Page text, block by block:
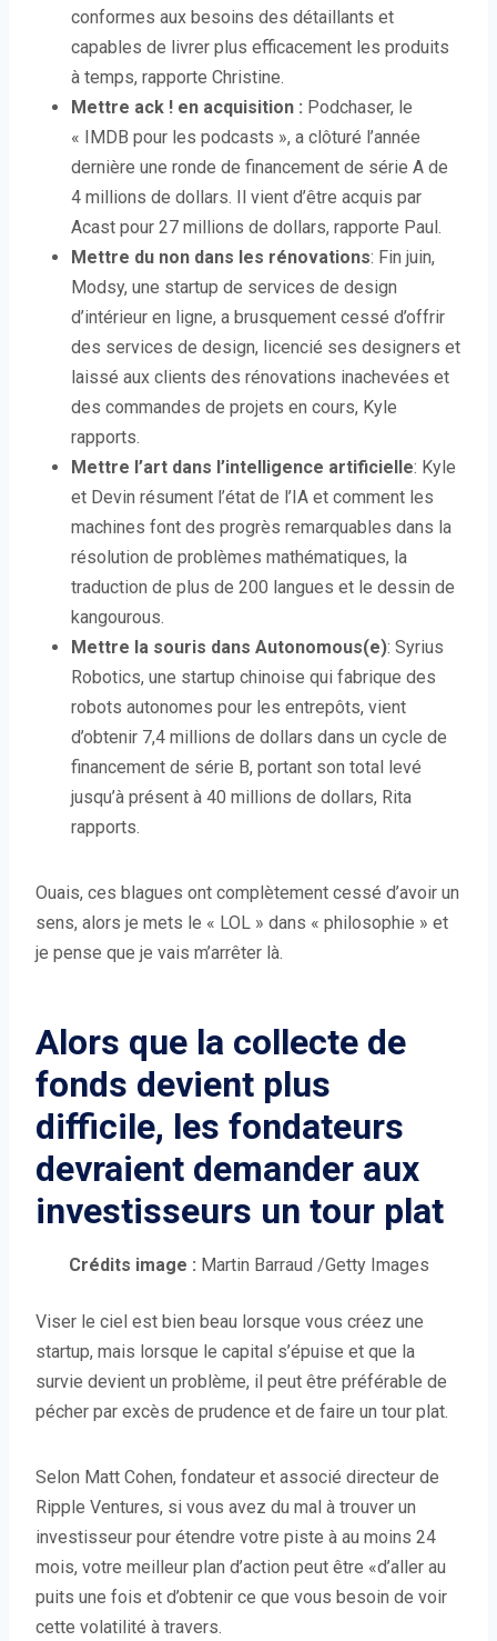
conformes aux besoins des détaillants et
capables de livrer plus efficacement les produits
à temps, rapporte Christine.
Mettre ack ! en acquisition : Podchaser, le
« IMDB pour les podcasts », a clôturé l’année
dernière une ronde de financement de série A de
4 millions de dollars. Il vient d’être acquis par
Acast pour 27 millions de dollars, rapporte Paul.
Mettre du non dans les rénovations: Fin juin,
Modsy, une startup de services de design
d’intérieur en ligne, a brusquement cessé d’offrir
des services de design, licencié ses designers et
laissé aux clients des rénovations inachevées et
des commandes de projets en cours, Kyle
rapports.
Mettre l’art dans l’intelligence artificielle: Kyle
et Devin résument l’état de l’IA et comment les
machines font des progrès remarquables dans la
résolution de problèmes mathématiques, la
traduction de plus de 200 langues et le dessin de
kangourous.
Mettre la souris dans Autonomous(e): Syrius
Robotics, une startup chinoise qui fabrique des
robots autonomes pour les entrepôts, vient
d’obtenir 7,4 millions de dollars dans un cycle de
financement de série B, portant son total levé
jusqu’à présent à 40 millions de dollars, Rita
rapports.
Ouais, ces blagues ont complètement cessé d’avoir un
sens, alors je mets le « LOL » dans « philosophie » et
je pense que je vais m’arrêter là.
Alors que la collecte de
fonds devient plus
difficile, les fondateurs
devraient demander aux
investisseurs un tour plat
Crédits image : Martin Barraud (
u
v
r
e
a
n
s
u
n
/Getty Images
Viser le ciel est bien beau lorsque vous créez une
startup, mais lorsque le capital s’épuise et que la
survie devient un problème, il peut être préférable de
pécher par excès de prudence et de faire un tour plat.
Selon Matt Cohen, fondateur et associé directeur de
Ripple Ventures, si vous avez du mal à trouver un
investisseur pour étendre votre piste à au moins 24
mois, votre meilleur plan d’action peut être «d’aller au
puits une fois et d’obtenir ce que vous besoin de voir
cette volatilité à travers.